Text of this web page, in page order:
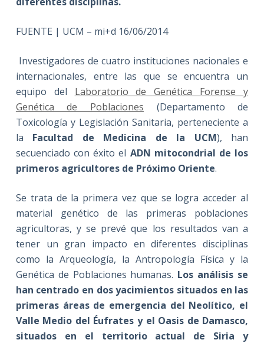
FUENTE | UCM – mi+d 16/06/2014
Investigadores de cuatro instituciones nacionales e
internacionales, entre las que se encuentra un
equipo del Laboratorio de Genética Forense y
Genética de Poblaciones (Departamento de
Toxicología y Legislación Sanitaria, perteneciente a
la Facultad de Medicina de la UCM), han
secuenciado con éxito el ADN mitocondrial de los
primeros agricultores de Próximo Oriente.
Se trata de la primera vez que se logra acceder al
material genético de las primeras poblaciones
agricultoras, y se prevé que los resultados van a
tener un gran impacto en diferentes disciplinas
como la Arqueología, la Antropología Física y la
Genética de Poblaciones humanas. Los análisis se
han centrado en dos yacimientos situados en las
primeras áreas de emergencia del Neolítico, el
Valle Medio del Éufrates y el Oasis de Damasco,
situados en el territorio actual de Siria y